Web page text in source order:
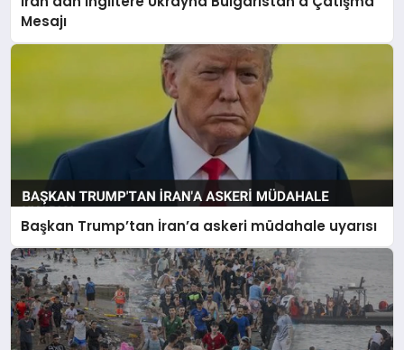
Mesajı
Başkan Trump’tan İran’a askeri müdahale uyarısı